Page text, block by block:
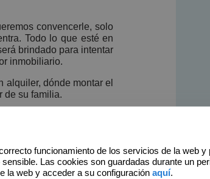
convencerle, solo
Todo lo que esté en
brindado para intentar
inmobiliario.
dónde montar el
de su familia.
su éxito hoy y
funcionamiento de los servicios de la web y
Las cookies son guardadas durante un
la web y acceder a su configuración aquí.